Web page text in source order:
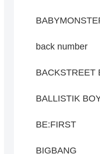
back number
BACKSTREET
BALLISTIK
BE:FIRST
BIGBANG